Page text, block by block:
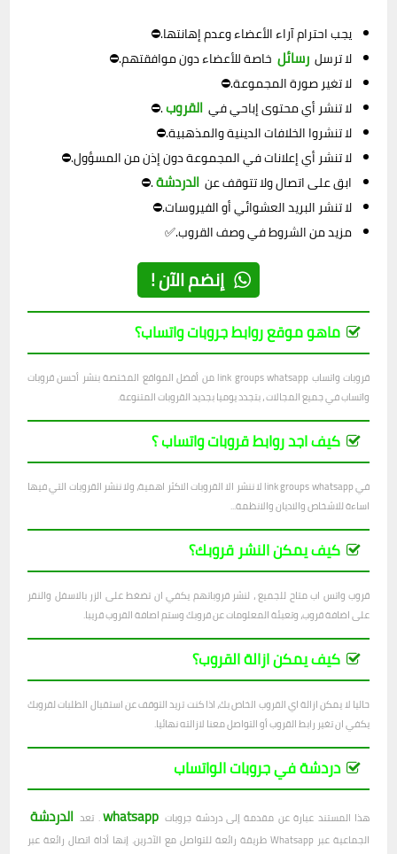
يجب احترام آراء الأعضاء وعدم إهانتها.⛔
لا ترسل رسائل خاصة للأعضاء دون موافقتهم.⛔
لا تغير صورة المجموعة.⛔
لا تنشر أي محتوى إباحي في القروب.⛔
لا تنشروا الخلافات الدينية والمذهبية.⛔
لا تنشر أي إعلانات في المجموعة دون إذن من المسؤول.⛔
ابق على اتصال ولا تتوقف عن الدردشة.⛔
لا تنشر البريد العشوائي أو الفيروسات.⛔
مزيد من الشروط في وصف القروب.✅
إنضم الآن !
ماهو موقع روابط جروبات واتساب؟
قروبات واتساب link groups whatsapp من أفضل المواقع المختصة بنشر أحسن قروبات
واتساب في جميع المجالات ، بتجدد يوميا بجديد القروبات المتنوعة.
كيف اجد روابط قروبات واتساب ؟
في link groups whatsapp لا ننشر الا القروبات الاكثر اهمية، ولا ننشر القروبات التي فيها
اساءة للاشخاص والاديان والانظمة...
كيف يمكن النشر قروبك؟
قروب واتس اب متاح للجميع ، لنشر قروباتهم يكفي ان تضغط على الزر بالاسفل والنقر
على اضافة قروب، وتعبئة المعلومات عن قروبك وستم اصافة القروب قريبا.
كيف يمكن ازالة القروب؟
حاليا لا يمكن ازالة اي القروب الخاص بك، اذا كنت تريد التوقف عن استقبال الطلبات لقروبك
يكفي ان تغير رابط القروب أو التواصل معنا لازالته نهائيا.
دردشة في جروبات الواتساب
هذا المستند عبارة عن مقدمة إلى دردشة جروبات whatsapp. تعد الدردشة
الجماعية عبر Whatsapp طريقة رائعة للتواصل مع الآخرين. إنها أداة اتصال رائعة عبر